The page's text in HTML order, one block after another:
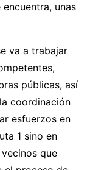
unas
va a trabajar
públicas, así
coordinación
esfuerzos en
1 sino en
que